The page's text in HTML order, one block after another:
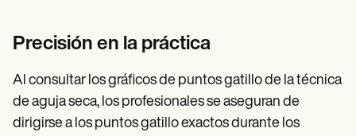
Precisión en la práctica
Al consultar los gráficos de puntos gatillo de la técnica
de aguja seca, los profesionales se aseguran de
dirigirse a los puntos gatillo exactos durante los